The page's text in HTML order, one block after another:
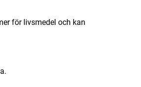
för livsmedel och kan